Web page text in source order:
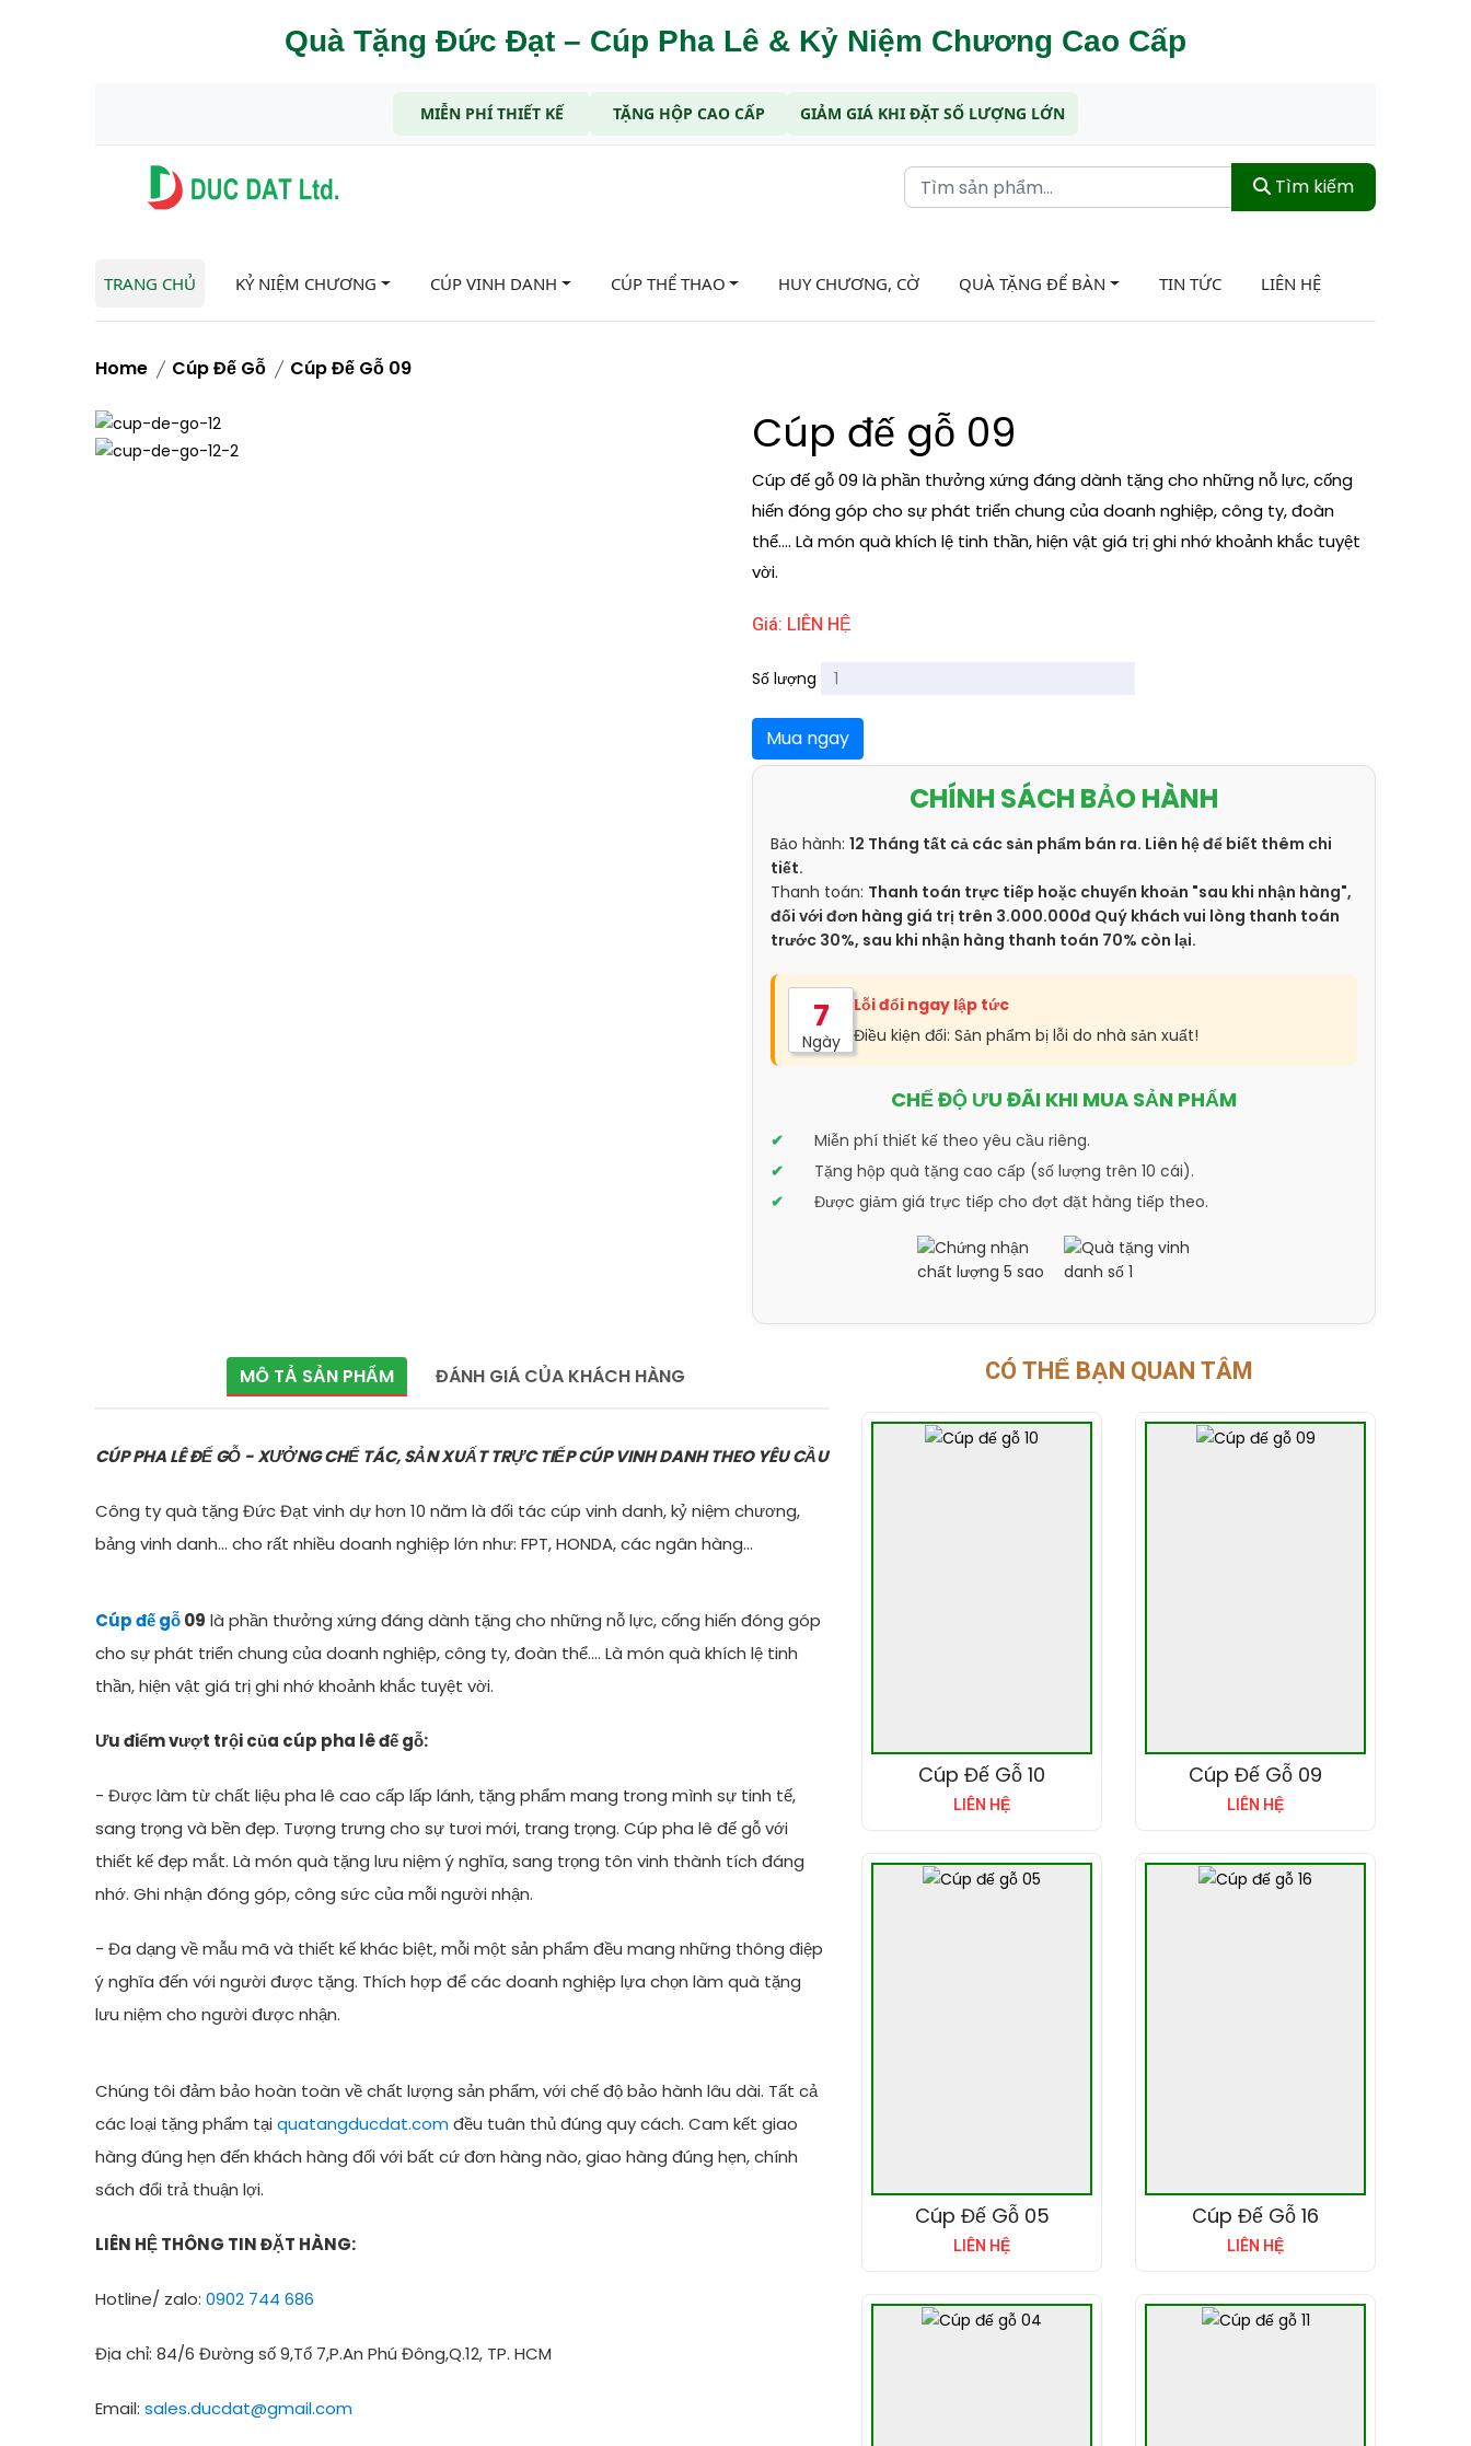
Quà Tặng Đức Đạt – Cúp Pha Lê & Kỷ Niệm Chương Cao Cấp
MIỄN PHÍ THIẾT KẾ TẶNG HỘP CAO CẤP GIẢM GIÁ KHI ĐẶT SỐ LƯỢNG LỚN
Tìm kiếm
TRANG CHỦ KỶ NIỆM CHƯƠNG CÚP VINH DANH CÚP THỂ THAO HUY CHƯƠNG, CỜ QUÀ TẶNG ĐỂ BÀN TIN TỨC LIÊN HỆ
Home Cúp Đế Gỗ Cúp Đế Gỗ 09
Cúp đế gỗ 09
Cúp đế gỗ 09 là phần thưởng xứng đáng dành tặng cho những nỗ lực, cống
hiến đóng góp cho sự phát triển chung của doanh nghiệp, công ty, đoàn
thể.... Là món quà khích lệ tinh thần, hiện vật giá trị ghi nhớ khoảnh khắc tuyệt
vời.
Giá: LIÊN HỆ
Số lượng
Mua ngay
CHÍNH SÁCH BẢO HÀNH
Bảo hành: 12 Tháng tất cả các sản phẩm bán ra. Liên hệ để biết thêm chi
tiết.
Thanh toán: Thanh toán trực tiếp hoặc chuyển khoản "sau khi nhận hàng",
đối với đơn hàng giá trị trên 3.000.000đ Quý khách vui lòng thanh toán
trước 30%, sau khi nhận hàng thanh toán 70% còn lại.
7
Ngày
Lỗi đổi ngay lập tức
Điều kiện đổi: Sản phẩm bị lỗi do nhà sản xuất!
CHẾ ĐỘ ƯU ĐÃI KHI MUA SẢN PHẨM
Miễn phí thiết kế theo yêu cầu riêng.
Tặng hộp quà tặng cao cấp (số lượng trên 10 cái).
Được giảm giá trực tiếp cho đợt đặt hàng tiếp theo.
MÔ TẢ SẢN PHẨM ĐÁNH GIÁ CỦA KHÁCH HÀNG
CÚP PHA LÊ ĐẾ GỖ - XƯỞNG CHẾ TÁC, SẢN XUẤT TRỰC TIẾP CÚP VINH DANH THEO YÊU CẦU
Công ty quà tặng Đức Đạt vinh dự hơn 10 năm là đối tác cúp vinh danh, kỷ niệm chương,
bảng vinh danh... cho rất nhiều doanh nghiệp lớn như: FPT, HONDA, các ngân hàng...
Cúp đế gỗ09 là phần thưởng xứng đáng dành tặng cho những nỗ lực, cống hiến đóng góp
cho sự phát triển chung của doanh nghiệp, công ty, đoàn thể.... Là món quà khích lệ tinh
thần, hiện vật giá trị ghi nhớ khoảnh khắc tuyệt vời.
Ưu điểm vượt trội của cúp pha lê đế gỗ:
- Được làm từ chất liệu pha lê cao cấp lấp lánh, tặng phẩm mang trong mình sự tinh tế,
sang trọng và bền đẹp. Tượng trưng cho sự tươi mới, trang trọng. Cúp pha lê đế gỗ với
thiết kế đẹp mắt. Là món quà tặng lưu niệm ý nghĩa, sang trọng tôn vinh thành tích đáng
nhớ. Ghi nhận đóng góp, công sức của mỗi người nhận.
- Đa dạng về mẫu mã và thiết kế khác biệt, mỗi một sản phẩm đều mang những thông điệp
ý nghĩa đến với người được tặng. Thích hợp để các doanh nghiệp lựa chọn làm quà tặng
lưu niệm cho người được nhận.
Chúng tôi đảm bảo hoàn toàn về chất lượng sản phẩm, với chế độ bảo hành lâu dài. Tất cả
các loại tặng phẩm tại quatangducdat.comđều tuân thủ đúng quy cách. Cam kết giao
hàng đúng hẹn đến khách hàng đối với bất cứ đơn hàng nào, giao hàng đúng hẹn, chính
sách đổi trả thuận lợi.
LIÊN HỆ THÔNG TIN ĐẶT HÀNG:
Hotline/ zalo: 0902 744 686
Địa chỉ: 84/6 Đường số 9,Tổ 7,P.An Phú Đông,Q.12, TP. HCM
Email: sales.ducdat@gmail.com
CÓ THỂ BẠN QUAN TÂM
Cúp Đế Gỗ 10
LIÊN HỆ
Cúp Đế Gỗ 09
LIÊN HỆ
Cúp Đế Gỗ 05
LIÊN HỆ
Cúp Đế Gỗ 16
LIÊN HỆ